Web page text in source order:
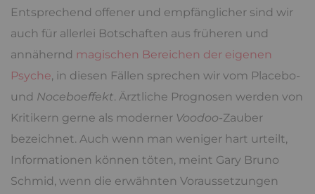
Entsprechend offener und empfänglicher sind wir
auch für allerlei Botschaften aus früheren und
annähernd magischen Bereichen der eigenen
Psyche, in diesen Fällen sprechen wir vom Placebo-
und Noceboeffekt. Ärztliche Prognosen werden von
Kritikern gerne als moderner Voodoo-Zauber
bezeichnet. Auch wenn man weniger hart urteilt,
Informationen können töten, meint Gary Bruno
Schmid, wenn die erwähnten Voraussetzungen